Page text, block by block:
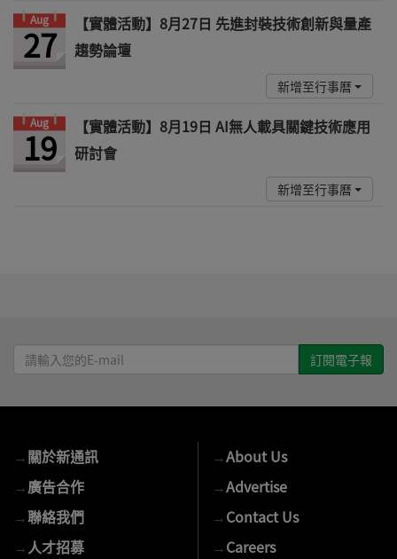
Aug
27
【實體活動】8月27日 先進封裝技術創新與量產
趨勢論壇
新增至行事曆
Aug
19
【實體活動】8月19日 AI無人載具關鍵技術應用
研討會
新增至行事曆
請
輸
E-
mail
→關於新通訊
→廣告合作
→聯絡我們
→ 人才招募
→About Us
→Advertise
→Contact Us
→Careers